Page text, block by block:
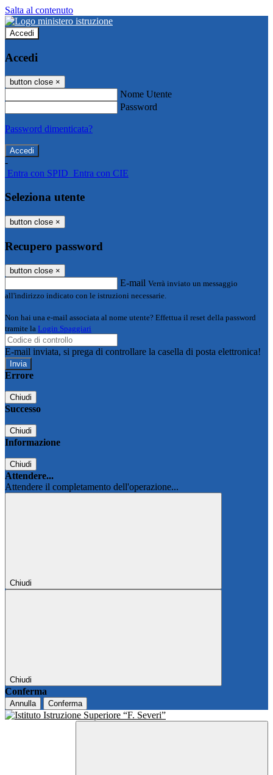
Salta al contenuto
Accedi
Accedi
button close ×
Nome Utente
Password
Password dimenticata?
-
Entra con SPID Entra con CIE
Seleziona utente
button close ×
Recupero password
button close ×
E-mail Verrà inviato un messaggio
all'indirizzo indicato con le istruzioni necessarie.
Non hai una e-mail associata al nome utente? Effettua il reset della password
tramite la Login Spaggiari
E-mail inviata, si prega di controllare la casella di posta elettronica!
Errore
Chiudi
Successo
Chiudi
Informazione
Chiudi
Attendere...
Attendere il completamento dell'operazione...
Chiudi
Chiudi
Conferma
Annulla Conferma